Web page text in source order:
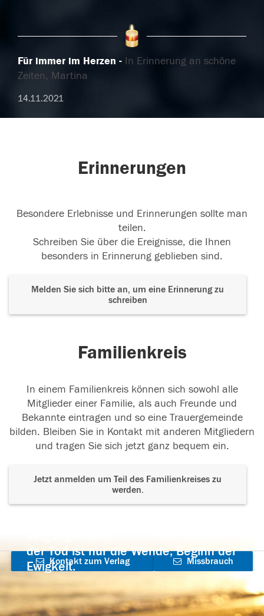
Für immer im Herzen
In Erinnerung an schöne
Zeiten, Martina
14.11.2021
Erinnerungen
Besondere Erlebnisse und Erinnerungen sollte man
teilen.
Schreiben Sie über die Ereignisse, die Ihnen
besonders in Erinnerung geblieben sind.
Melden Sie sich bitte an, um eine Erinnerung zu
schreiben
Familienkreis
In einem Familienkreis können sich sowohl alle
Mitglieder einer Familie, als auch Freunde und
Bekannte eintragen und so eine Trauergemeinde
bilden. Bleiben Sie in Kontakt mit anderen Mitgliedern
und tragen Sie sich jetzt ganz bequem ein.
Jetzt anmelden um Teil des Familienkreises zu
werden.
der Tod ist nur die Wende, Beginn der
Ewigkeit.
Kontakt zum Verlag
aufnehmen
Missbrauch